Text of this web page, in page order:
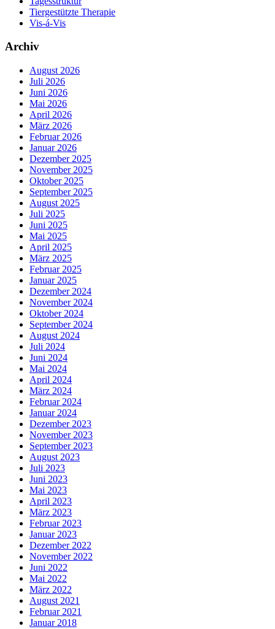
Tiergestützte Therapie
Vis-á-Vis
Archiv
August 2026
Juli 2026
Juni 2026
Mai 2026
April 2026
März 2026
Februar 2026
Januar 2026
Dezember 2025
November 2025
Oktober 2025
September 2025
August 2025
Juli 2025
Juni 2025
Mai 2025
April 2025
März 2025
Februar 2025
Januar 2025
Dezember 2024
November 2024
Oktober 2024
September 2024
August 2024
Juli 2024
Juni 2024
Mai 2024
April 2024
März 2024
Februar 2024
Januar 2024
Dezember 2023
November 2023
September 2023
August 2023
Juli 2023
Juni 2023
Mai 2023
April 2023
März 2023
Februar 2023
Januar 2023
Dezember 2022
November 2022
Juni 2022
Mai 2022
März 2022
August 2021
Februar 2021
Januar 2018